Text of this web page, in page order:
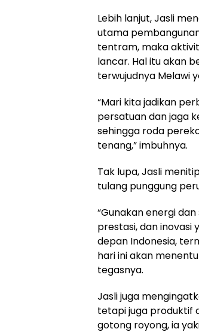
Lebih lanjut, Jasli
utama
tentram, maka
lancar. Hal itu akan
terwujudnya Melawi
“Mari kita jadikan
persatuan dan jaga
sehingga roda
tenang,” imbuhnya.
Tak lupa, Jasli
tulang punggung
“Gunakan energi
prestasi, dan inovasi
depan Indonesia,
hari ini akan
tegasnya.
Jasli juga
tetapi juga produktif
gotong royong, ia